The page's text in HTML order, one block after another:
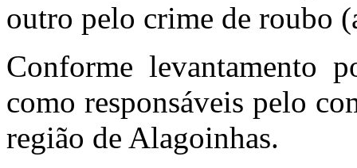
outro pelo crime de roubo
Conforme levantamento
como responsáveis pelo
região de Alagoinhas.